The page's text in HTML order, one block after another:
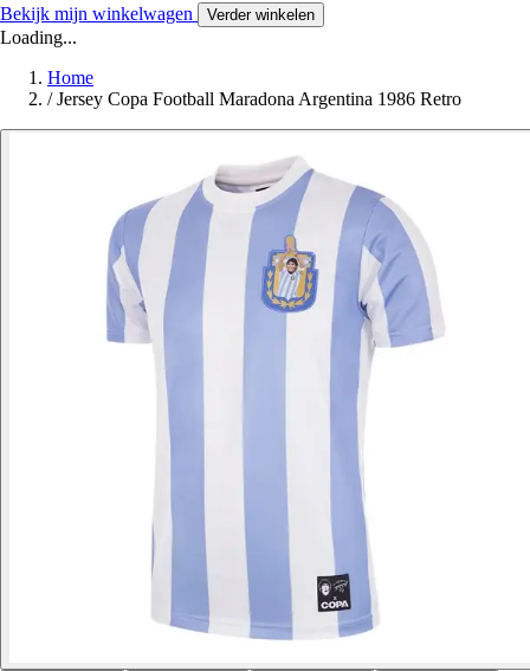
Bekijk mijn winkelwagen Verder winkelen
Loading...
Home
/ Jersey Copa Football Maradona Argentina 1986 Retro